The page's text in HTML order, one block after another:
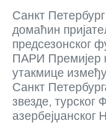
Санкт
домаћин
предсезонског
ПАРИ Премијер
утакмице
Санкт
звезде, турског
азербејџанског